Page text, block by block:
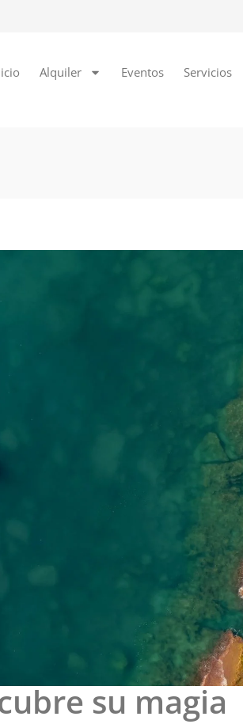
Alquiler Eventos Servicios
su magia